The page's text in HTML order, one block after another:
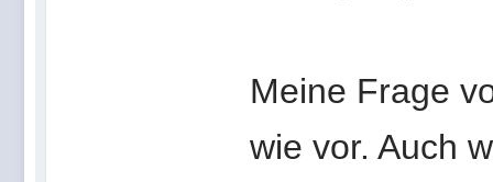
Meine Frage
wie vor. Auch